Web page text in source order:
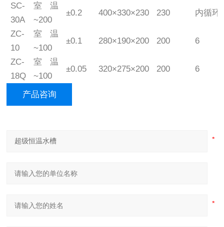
SC-
30A
室温
~200
±0.2 400×330×230 230 内循环
ZC-
10
室温
~100
±0.1 280×190×200 200 6
ZC-
18Q
室温
~100
±0.05 320×275×200 200 6
产品咨询